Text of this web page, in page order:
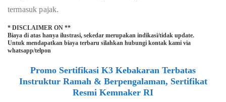
termasuk pajak.
* DISCLAIMER ON **
Biaya di atas hanya ilustrasi, sekedar merupakan indikasi/tidak update.
Untuk mendapatkan biaya terbaru silahkan hubungi kontak kami via
whatsapp/telpon
Promo Sertifikasi K3 Kebakaran Terbatas
Instruktur Ramah & Berpengalaman, Sertifikat
Resmi Kemnaker RI